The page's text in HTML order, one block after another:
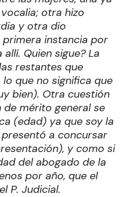
otra hizo
y otra dio
instancia por
Quien sigue? La
restantes que
que no significa que
bien). Otra cuestión
mérito general se
(edad) ya que soy la
a concursar
y como si
del abogado de la
por año, que el
P. Judicial.